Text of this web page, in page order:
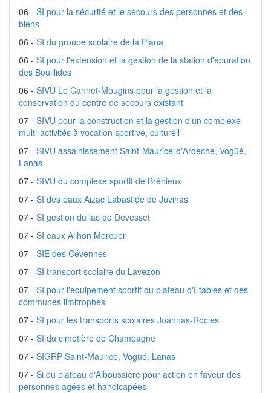
06 - SI pour la sécurité et le secours des personnes et des
biens
06 - SI du groupe scolaire de la Plana
06 - SI pour l'extension et la gestion de la station d'épuration
des Bouillides
06 - SIVU Le Cannet-Mougins pour la gestion et la
conservation du centre de secours existant
07 - SIVU pour la construction et la gestion d'un complexe
multi-activités à vocation sportive, culturell
07 - SIVU assainissement Saint-Maurice-d'Ardèche, Vogüé,
Lanas
07 - SIVU du complexe sportif de Brénieux
07 - SI des eaux Aizac Labastide de Juvinas
07 - SI gestion du lac de Devesset
07 - SI eaux Ailhon Mercuer
07 - SIE des Cévennes
07 - SI transport scolaire du Lavezon
07 - SI pour l'équipement sportif du plateau d'Étables et des
communes limitrophes
07 - SI pour les transports scolaires Joannas-Rocles
07 - SI du cimetière de Champagne
07 - SIGRP Saint-Maurice, Vogüé, Lanas
07 - Si du plateau d'Alboussière pour action en faveur des
personnes agées et handicapées